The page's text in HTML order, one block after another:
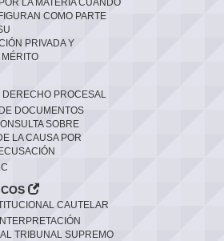
LA MATERIA CUANDO
COMO PARTE
PRIVADA Y
DERECHO PROCESAL
DOCUMENTOS
SOBRE
LA CAUSA POR
CAUTELAR
TRIBUNAL SUPREMO